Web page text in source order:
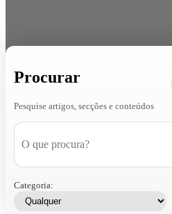
Procurar
Pesquise artigos, secções e conteúdos
Categoria: